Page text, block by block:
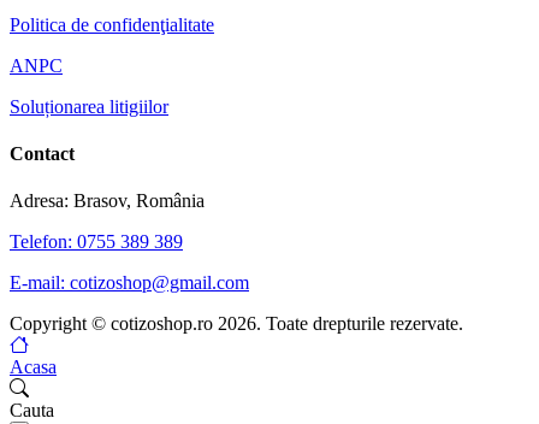
Politica de confidenţialitate
ANPC
Soluționarea litigiilor
Contact
Adresa: Brasov, România
Telefon: 0755 389 389
E-mail: cotizoshop@gmail.com
Copyright © cotizoshop.ro 2026. Toate drepturile rezervate.
Acasa
Cauta